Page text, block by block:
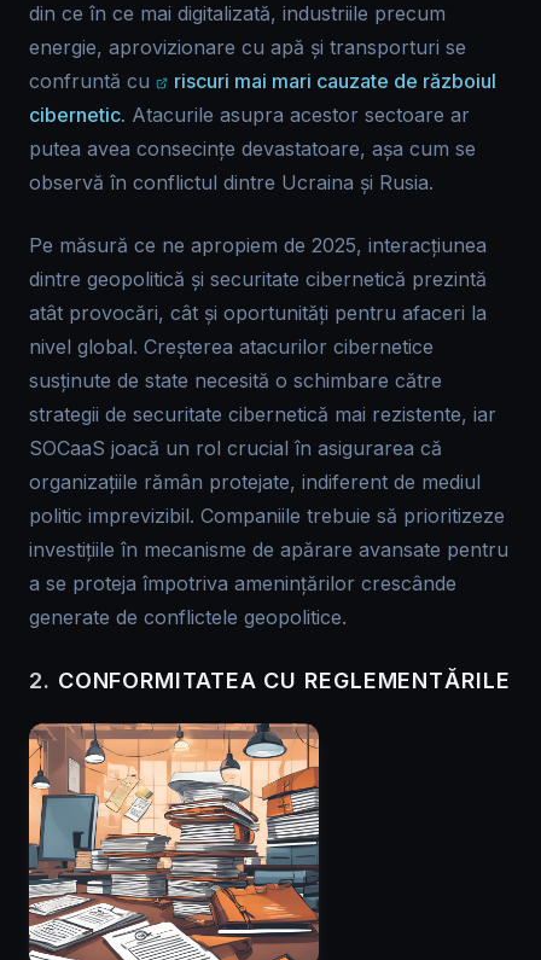
din ce în ce mai digitalizată, industriile precum
energie, aprovizionare cu apă și transporturi se
confruntă cu
riscuri mai mari cauzate de războiul
cibernetic. Atacurile asupra acestor sectoare ar
putea avea consecințe devastatoare, așa cum se
observă în conflictul dintre Ucraina și Rusia.
Pe măsură ce ne apropiem de 2025, interacțiunea
dintre geopolitică și securitate cibernetică prezintă
atât provocări, cât și oportunități pentru afaceri la
nivel global. Creșterea atacurilor cibernetice
susținute de state necesită o schimbare către
strategii de securitate cibernetică mai rezistente, iar
SOCaaS joacă un rol crucial în asigurarea că
organizațiile rămân protejate, indiferent de mediul
politic imprevizibil. Companiile trebuie să prioritizeze
investițiile în mecanisme de apărare avansate pentru
a se proteja împotriva amenințărilor crescânde
generate de conflictele geopolitice.
2. CONFORMITATEA CU REGLEMENTĂRILE